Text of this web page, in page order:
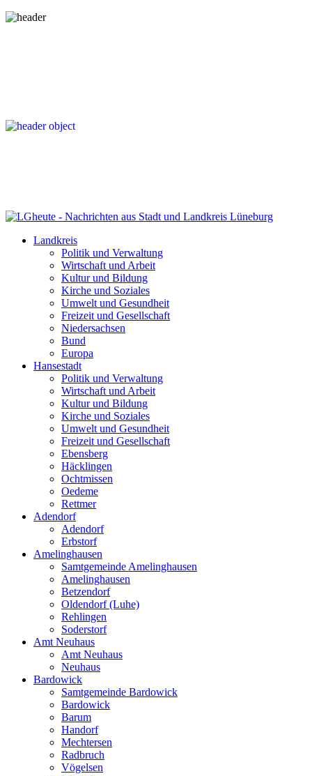
Landkreis
Politik und Verwaltung
Wirtschaft und Arbeit
Kultur und Bildung
Kirche und Soziales
Umwelt und Gesundheit
Freizeit und Gesellschaft
Niedersachsen
Bund
Europa
Hansestadt
Politik und Verwaltung
Wirtschaft und Arbeit
Kultur und Bildung
Kirche und Soziales
Umwelt und Gesundheit
Freizeit und Gesellschaft
Ebensberg
Häcklingen
Ochtmissen
Oedeme
Rettmer
Adendorf
Adendorf
Erbstorf
Amelinghausen
Samtgemeinde Amelinghausen
Amelinghausen
Betzendorf
Oldendorf (Luhe)
Rehlingen
Soderstorf
Amt Neuhaus
Amt Neuhaus
Neuhaus
Bardowick
Samtgemeinde Bardowick
Bardowick
Barum
Handorf
Mechtersen
Radbruch
Vögelsen